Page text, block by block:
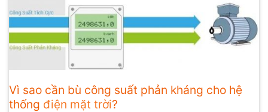
Vì sao cần bù công suất phản kháng cho hệ
thống điện mặt trời?